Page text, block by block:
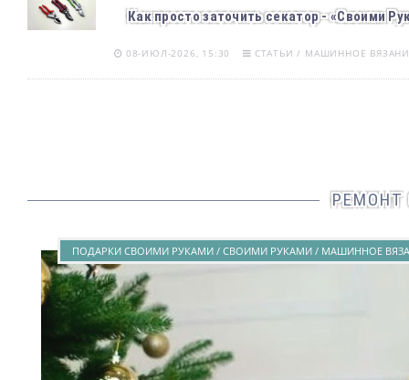
Как просто заточить секатор - «Своими
08-ИЮЛ-2026, 15:30 СТАТЬИ / МАШИННОЕ
ПОДАРКИ СВОИМИ РУКАМИ / СВОИМИ РУКАМИ / МАШИННОЕ